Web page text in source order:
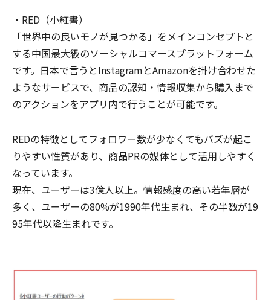
・RED（小紅書）
「世界中の良いモノが見つかる」をメインコンセプトと
する中国最大級のソーシャルコマースプラットフォーム
です。日本で言うとInstagramとAmazonを掛け合わせた
ようなサービスで、商品の認知・情報収集から購入まで
のアクションをアプリ内で行うことが可能です。
REDの特徴としてフォロワー数が少なくてもバズが起こ
りやすい性質があり、商品PRの媒体として活用しやすく
なっています。
現在、ユーザーは3億人以上。情報感度の高い若年層が
多く、ユーザーの80%が1990年代生まれ、その半数が19
95年代以降生まれです。